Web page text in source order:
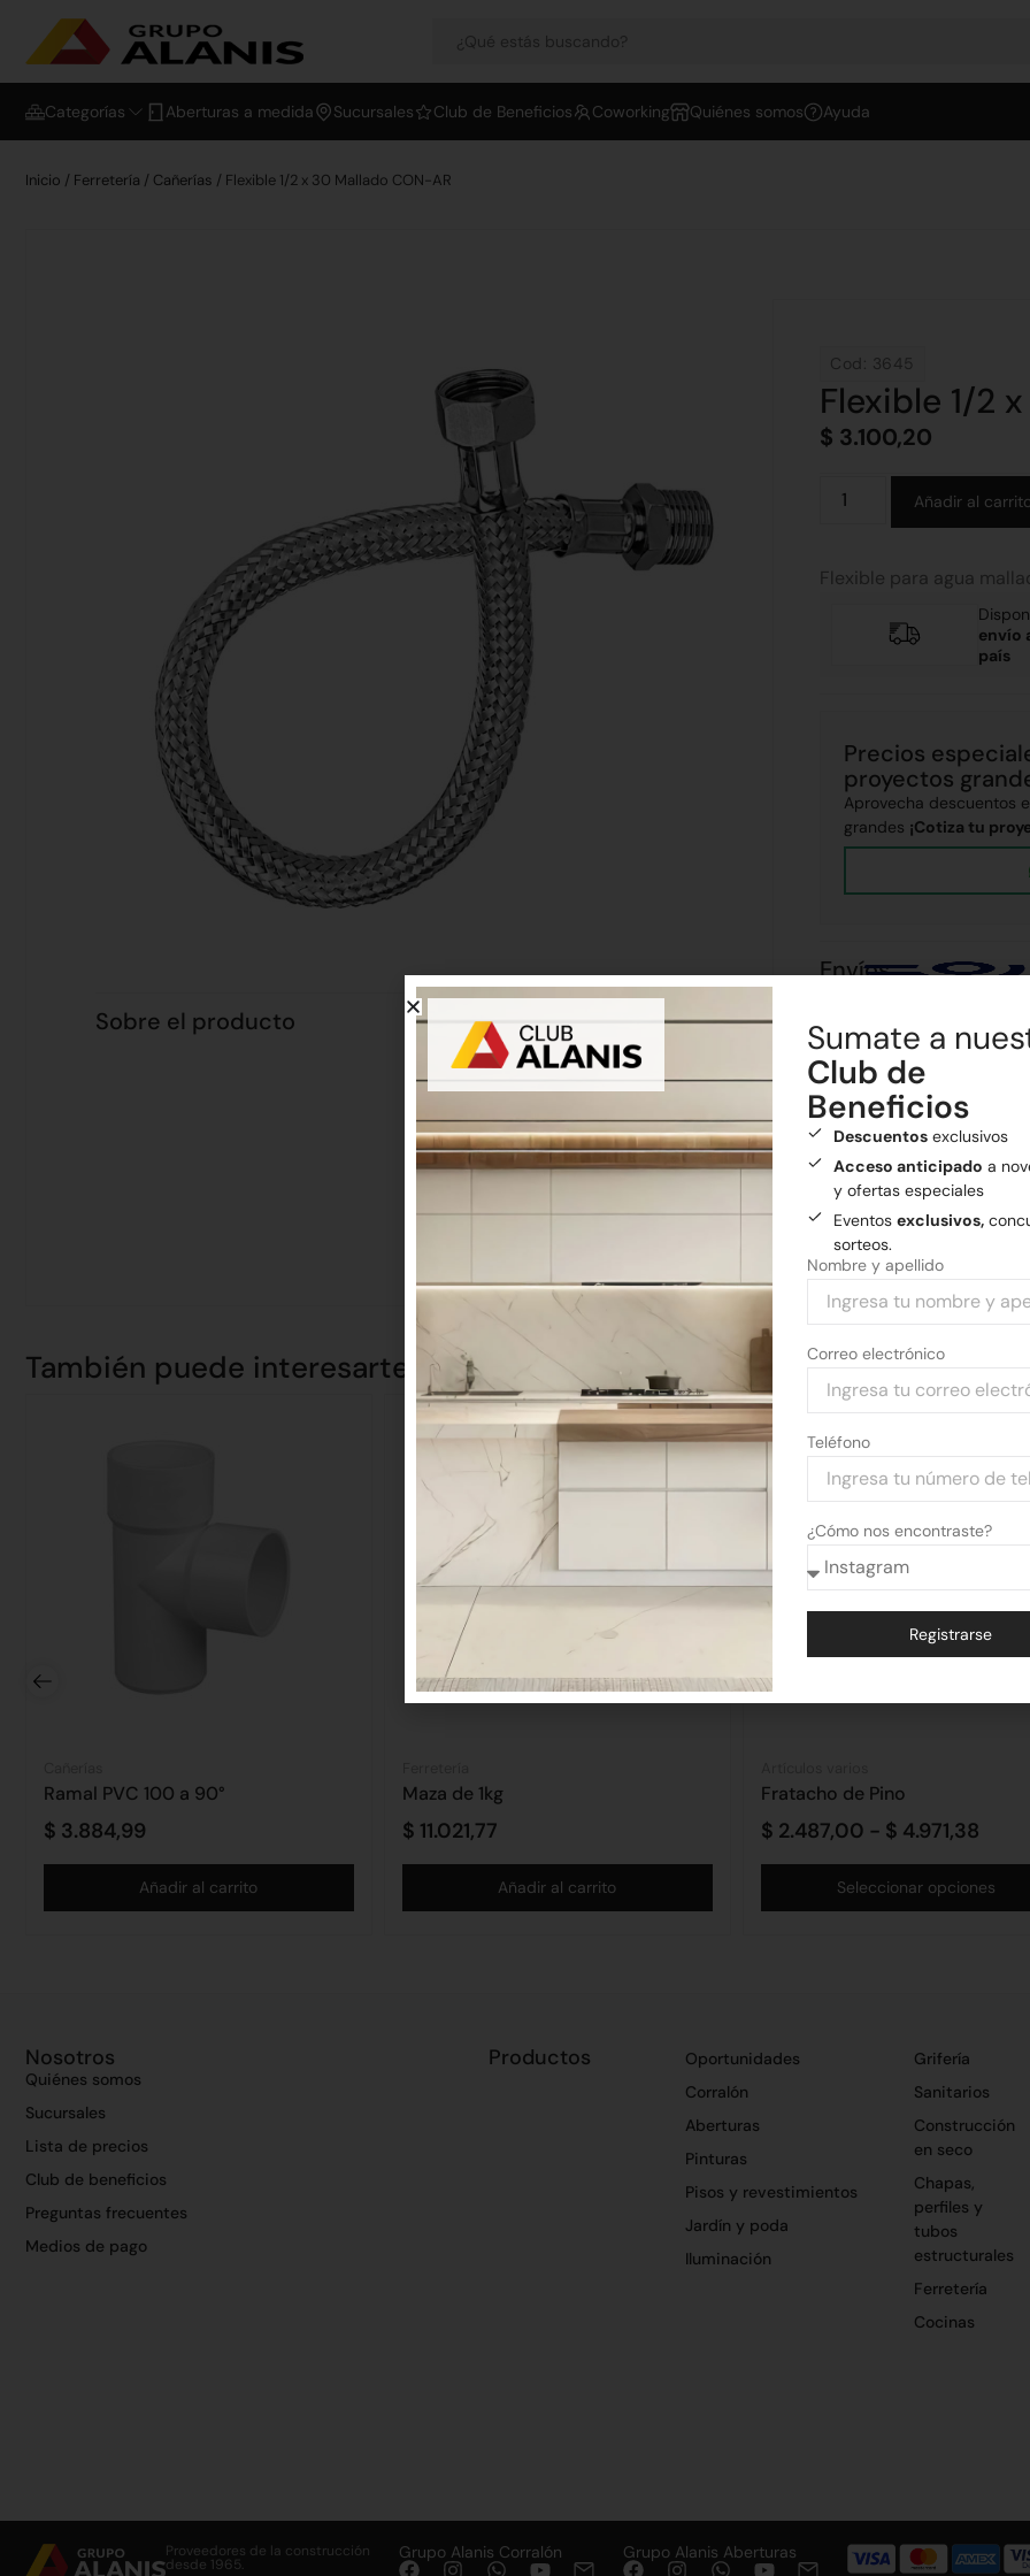
Categorías Aberturas a medida Sucursales Club de Beneficios Coworking Quiénes somos Ayuda
Inicio / Ferretería / Cañerías / Flexible 1/2 x 30 Mallado CON-AR
Sobre el producto
Cod: 3645
Flexible 1/2
$ 3.100,20
Añadir al
Flexible para agua
envío
país
Precios
proyectos
Aprovecha descuentos
grandes ¡Cotiza tu
Envíos
Realizamos envíos a todo
Envío gratis a
Medios de pago
Pagá tu compra con
También puede interesarte
Ramal PVC 100 a 90°
$ 3.884,99
Añadir al carrito
Maza de 1kg
$ 11.021,77
Añadir al carrito
Fratacho de Pino
$ 2.487,00 - $ 4.971,38
Seleccionar opciones
Nosotros
Quiénes somos
Sucursales
Lista de precios
Club de beneficios
Preguntas frecuentes
Medios de pago
Productos
Oportunidades
Corralón
Aberturas
Pinturas
Pisos y revestimientos
Jardín y poda
Iluminación
Grifería
Sanitarios
Construcción
en seco
Chapas,
perfiles y
tubos
estructurales
Ferretería
Cocinas
Proveedores de la construcción
desde 1965.
Grupo Alanis Corralón Grupo Alanis Aberturas
Sumate a
Club de
Beneficios
Descuentosexclusivos
Acceso anticipado a
y ofertas especiales
Eventos exclusivos,
sorteos.
Nombre y apellido
Correo electrónico
Teléfono
¿Cómo nos encontraste?
Registrarse